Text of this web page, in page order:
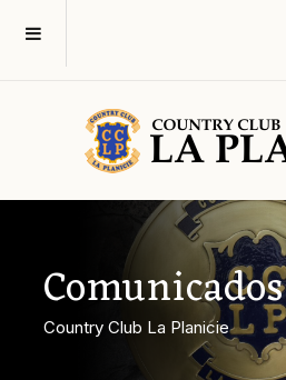
Comunicados
Country Club La Planicie